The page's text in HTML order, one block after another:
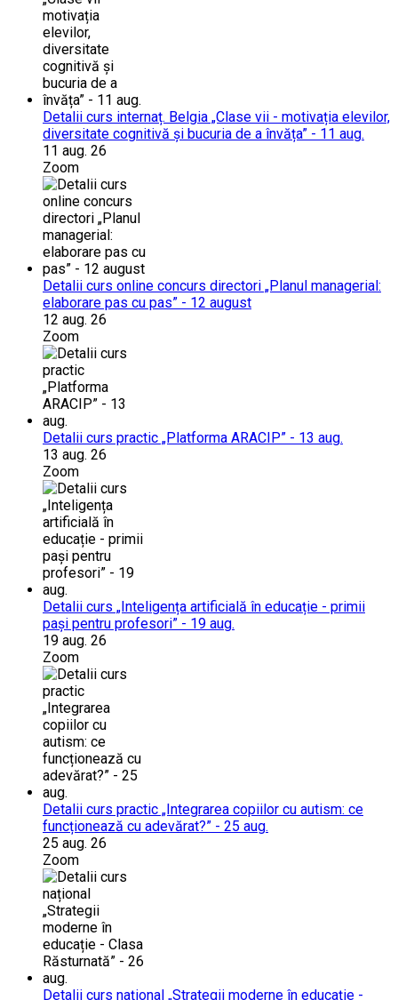
Detalii curs internaț. Belgia „Clase vii - motivația elevilor,
diversitate cognitivă și bucuria de a învăța” - 11 aug.
11 aug. 26
Zoom
Detalii curs online concurs directori „Planul managerial:
elaborare pas cu pas” - 12 august
12 aug. 26
Zoom
Detalii curs practic „Platforma ARACIP” - 13 aug.
13 aug. 26
Zoom
Detalii curs „Inteligența artificială în educație - primii
pași pentru profesori” - 19 aug.
19 aug. 26
Zoom
Detalii curs practic „Integrarea copiilor cu autism: ce
funcționează cu adevărat?” - 25 aug.
25 aug. 26
Zoom
Detalii curs național „Strategii moderne în educație -